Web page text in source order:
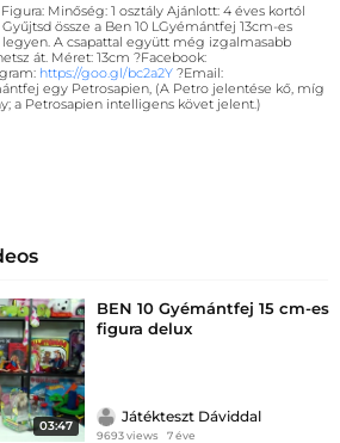
Minőség: 1 osztály Ajánlott: 4 éves kortól
össze a Ben 10 LGyémántfej 13cm-es
A csapattal együtt még izgalmasabb
át. Méret: 13cm ?Facebook:
https://goo.gl/bc2a2Y ?Email:
egy Petrosapien, (A Petro jelentése kő, míg
a Petrosapien intelligens követ jelent.)
03:47
BEN 10 Gyémántfej 15 cm-es
figura delux
Játékteszt Dáviddal
9693 views 7 éve